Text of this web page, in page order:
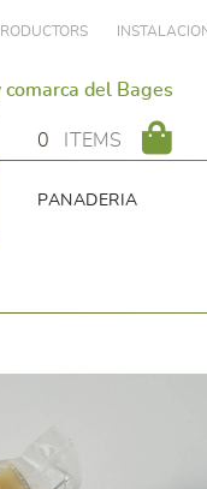
del Bages
0 ITEMS
PANADERIA